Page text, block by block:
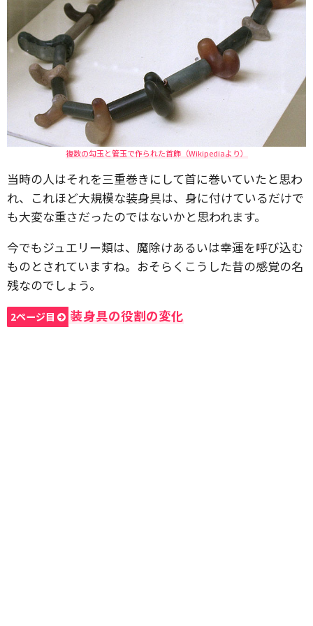
複数の勾玉と管玉で作られた首飾（Wikipediaより）
当時の人はそれを三重巻きにして首に巻いていたと思わ
れ、これほど大規模な装身具は、身に付けているだけで
も大変な重さだったのではないかと思われます。
今でもジュエリー類は、魔除けあるいは幸運を呼び込む
ものとされていますね。おそらくこうした昔の感覚の名
残なのでしょう。
2ページ目 装身具の役割の変化